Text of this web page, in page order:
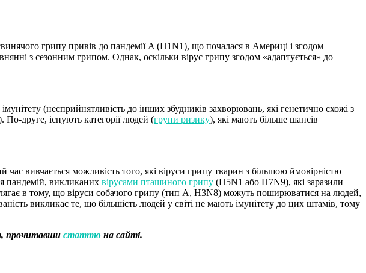
грипу привів до пандемії A (H1N1), що почалася в Америці і згодом
з сезонним грипом. Однак, оскільки вірус грипу згодом «адаптується» до
(несприйнятливість до інших збудників захворювань, які генетично схожі з
друге, існують категорії людей (групи ризику), які мають більше шансів
вивчається можливість того, які віруси грипу тварин з більшою ймовірністю
пандемій, викликаних вірусами пташиного грипу (H5N1 або H7N9), які заразили
в тому, що віруси собачого грипу (тип A, H3N8) можуть поширюватися на людей,
викликає те, що більшість людей у ​​світі не мають імунітету до цих штамів, тому
прочитавши статтю на сайті.